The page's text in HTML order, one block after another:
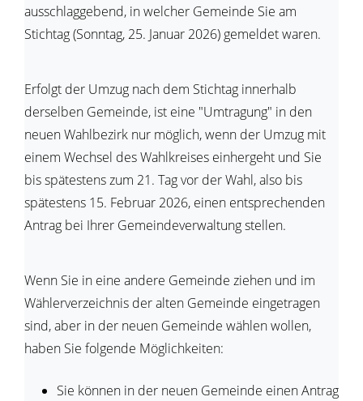
ausschlaggebend, in welcher Gemeinde Sie am
Stichtag (Sonntag, 25. Januar 2026) gemeldet waren.
Erfolgt der Umzug nach dem Stichtag innerhalb
derselben Gemeinde, ist eine "Umtragung" in den
neuen Wahlbezirk nur möglich, wenn der Umzug mit
einem Wechsel des Wahlkreises einhergeht und Sie
bis spätestens zum 21. Tag vor der Wahl, also bis
spätestens 15. Februar 2026, einen entsprechenden
Antrag bei Ihrer Gemeindeverwaltung stellen.
Wenn Sie in eine andere Gemeinde ziehen und im
Wählerverzeichnis der alten Gemeinde eingetragen
sind, aber in der neuen Gemeinde wählen wollen,
haben Sie folgende Möglichkeiten:
Sie können in der neuen Gemeinde einen Antrag